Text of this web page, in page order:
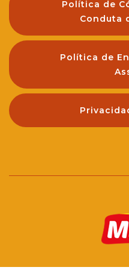
Política de
Conduta
Política de